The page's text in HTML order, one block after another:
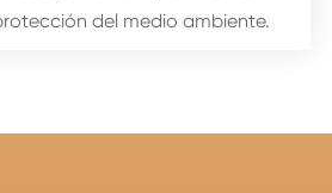
del medio ambiente.